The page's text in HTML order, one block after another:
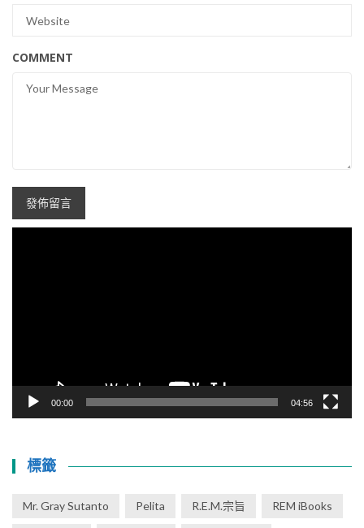
COMMENT
00:00 04:56
標籤
Mr. Gray Sutanto Pelita R.E.M.宗旨 REM iBooks